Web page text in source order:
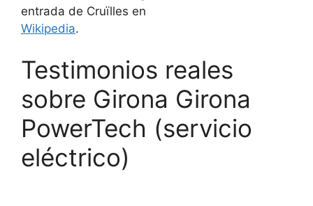
entrada de Cruïlles en
Wikipedia.
Testimonios reales
sobre Girona Girona
PowerTech (servicio
eléctrico)